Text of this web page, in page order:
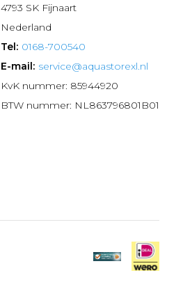
4793 SK Fijnaart
Nederland
Tel: 0168-700540
E-mail: service@aquastorexl.nl
KvK nummer: 85944920
BTW nummer: NL863796801B01